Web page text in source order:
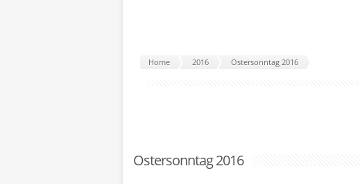
Home 2016 Ostersonntag 2016
Ostersonntag 2016